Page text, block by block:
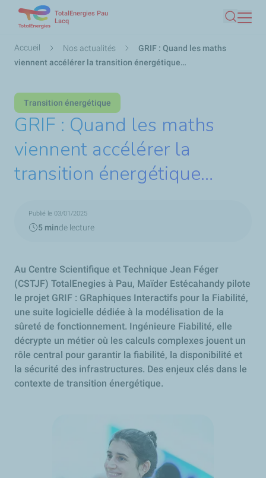
contenu
principal
TotalEnergies Pau
Lacq
Fil
d'Ariane
Accueil Nos actualités
GRIF : Quand les maths
viennent accélérer la transition énergétique…
Transition énergétique
GRIF : Quand les maths
viennent accélérer la
transition énergétique…
Publié le 03/01/2025
5 minde lecture
Au Centre Scientifique et Technique Jean Féger
(CSTJF) TotalEnegies à Pau, Maïder Estécahandy pilote
le projet GRIF : GRaphiques Interactifs pour la Fiabilité,
une suite logicielle dédiée à la modélisation de la
sûreté de fonctionnement. Ingénieure Fiabilité, elle
décrypte un métier où les calculs complexes jouent un
rôle central pour garantir la fiabilité, la disponibilité et
la sécurité des infrastructures. Des enjeux clés dans le
contexte de transition énergétique.